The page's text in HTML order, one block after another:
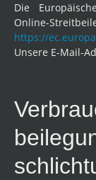
Die
Online-
https://
Unsere E-Mail-